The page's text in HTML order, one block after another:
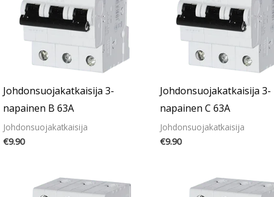
Johdonsuojakatkaisija 3-
napainen B 63A
Johdonsuojakatkaisija
€9.90
Johdonsuojakatkaisija 3-
napainen C 63A
Johdonsuojakatkaisija
€9.90